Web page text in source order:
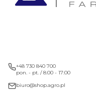
+48 730 840 700
pon. - pt. / 8:00 - 17:00
biuro@shop.agro.pl